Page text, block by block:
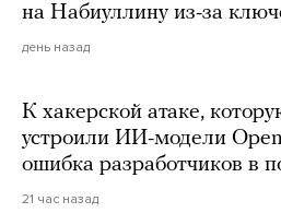
на Набиуллину из-за
день назад
К хакерской атаке,
устроили ИИ-модели
ошибка разработчиков в
21 час назад